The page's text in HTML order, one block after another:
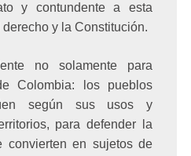
y contundente a esta
y la Constitución.
no solamente para
Colombia: los pueblos
según sus usos y
para defender la
convierten en sujetos de